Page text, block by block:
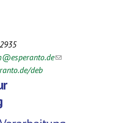
(link
deb